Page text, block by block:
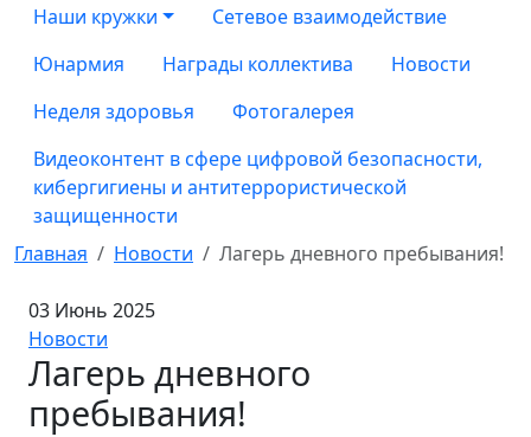
Наши кружки
Сетевое взаимодействие
Юнармия
Награды коллектива
Новости
Неделя здоровья
Фотогалерея
Видеоконтент в сфере цифровой безопасности,
кибергигиены и антитеррористической
защищенности
Главная
Новости Лагерь дневного пребывания!
03 Июнь 2025
Новости
Лагерь дневного
пребывания!